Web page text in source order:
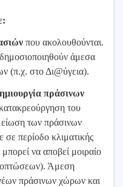
που ακολουθούνται.
άμεσα
(π.χ. στο Δι@ύγεια).
πράσινων
του
των πράσινων
περίοδο κλιματικής
να αποβεί μοιραίο
Άμεση
πράσινων χώρων και